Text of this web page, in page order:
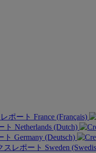
France (Français)
Netherlands (Dutch)
Germany (Deutsch)
Sweden